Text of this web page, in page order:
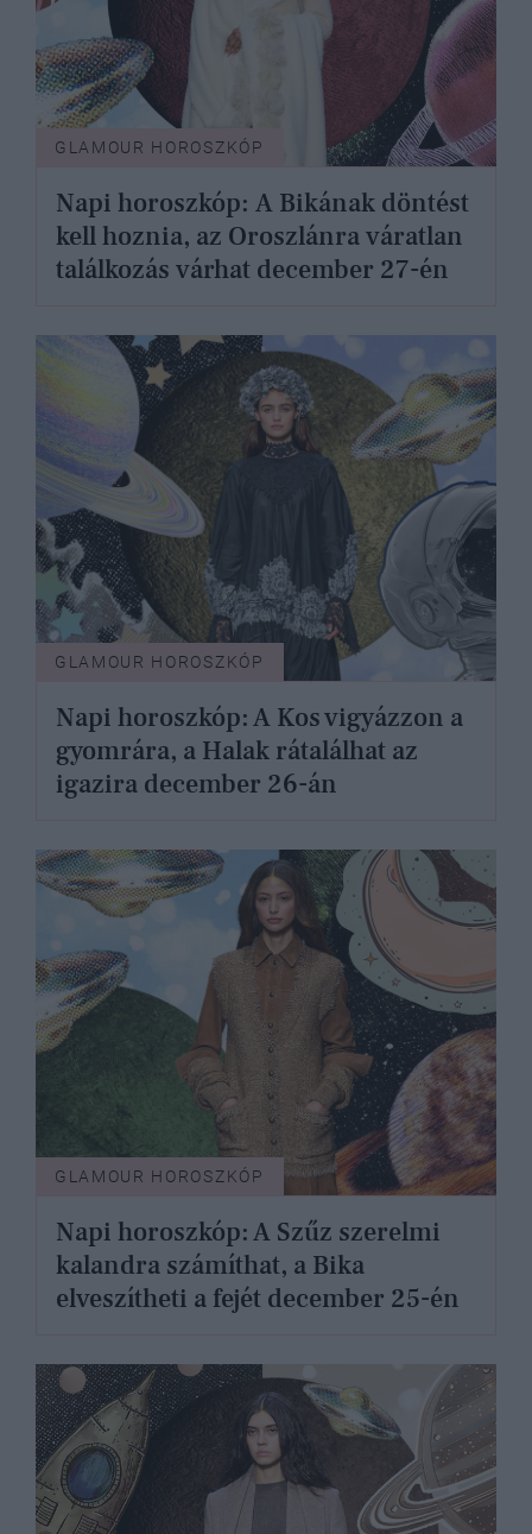
GLAMOUR HOROSZKÓP
Napi horoszkóp: A Bikának döntést
kell hoznia, az Oroszlánra váratlan
találkozás várhat december 27-én
GLAMOUR HOROSZKÓP
Napi horoszkóp: A Kos vigyázzon a
gyomrára, a Halak rátalálhat az
igazira december 26-án
GLAMOUR HOROSZKÓP
Napi horoszkóp: A Szűz szerelmi
kalandra számíthat, a Bika
elveszítheti a fejét december 25-én